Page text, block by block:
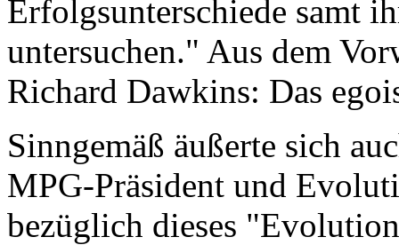
Erfolgsunterschiede samt
untersuchen." Aus dem
Richard Dawkins: Das
Sinngemäß äußerte sich
MPG-Präsident und
bezüglich dieses